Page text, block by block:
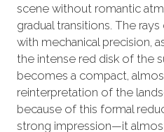
scene without romantic
gradual transitions. The
with mechanical precision,
the intense red disk of the
becomes a compact,
reinterpretation of the
because of this formal
strong impression—it